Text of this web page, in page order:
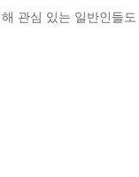
관심 있는 일반인들